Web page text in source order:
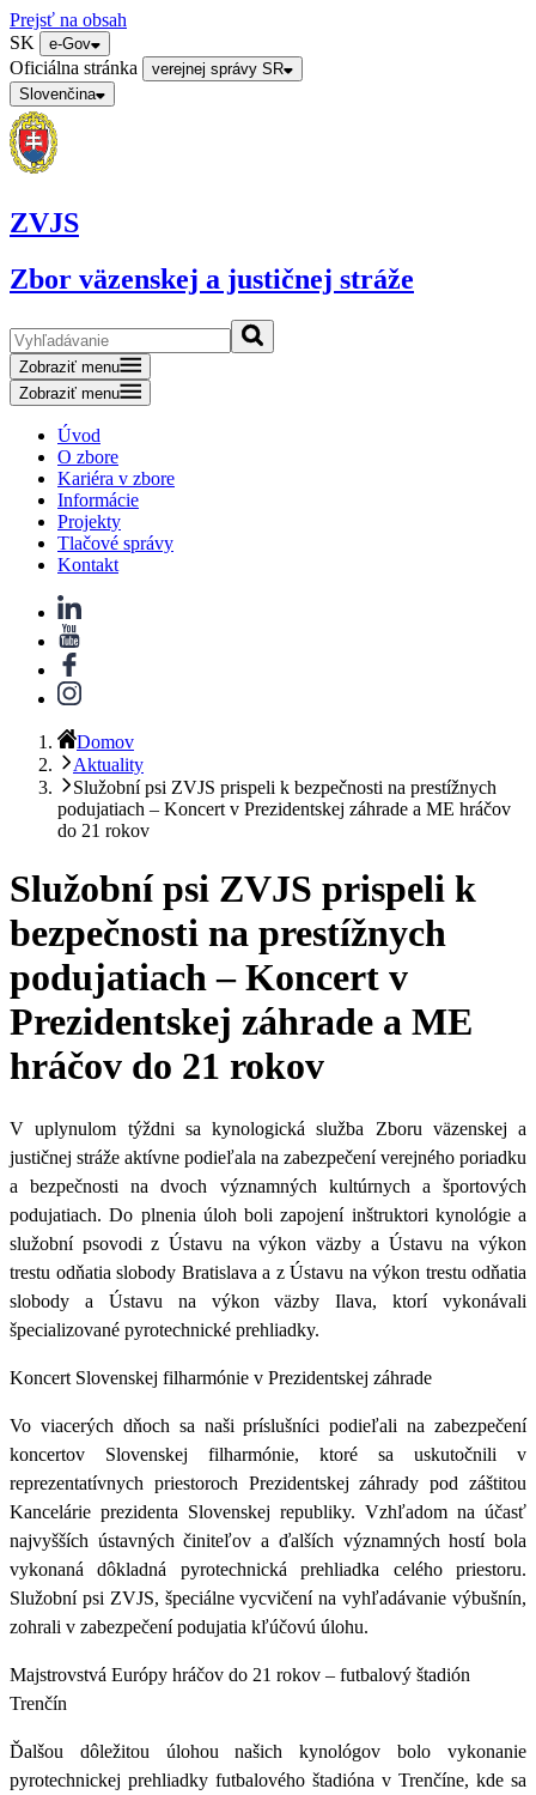
Prejsť na obsah
SK
e-Gov
Oficiálna stránka
verejnej správy SR
Slovenčina
ZVJS
Zbor väzenskej a justičnej stráže
Zobraziť menu
Zobraziť menu
Úvod
O zbore
Kariéra v zbore
Informácie
Projekty
Tlačové správy
Kontakt
Domov
Aktuality
Služobní psi ZVJS prispeli k bezpečnosti na prestížnych
podujatiach – Koncert v Prezidentskej záhrade a ME hráčov
do 21 rokov
Služobní psi ZVJS prispeli k
bezpečnosti na prestížnych
podujatiach – Koncert v
Prezidentskej záhrade a ME
hráčov do 21 rokov
V uplynulom týždni sa kynologická služba Zboru väzenskej a
justičnej stráže aktívne podieľala na zabezpečení verejného poriadku
a bezpečnosti na dvoch významných kultúrnych a športových
podujatiach. Do plnenia úloh boli zapojení inštruktori kynológie a
služobní psovodi z Ústavu na výkon väzby a Ústavu na výkon
trestu odňatia slobody Bratislava a z Ústavu na výkon trestu odňatia
slobody a Ústavu na výkon väzby Ilava, ktorí vykonávali
špecializované pyrotechnické prehliadky.
Koncert Slovenskej filharmónie v Prezidentskej záhrade
Vo viacerých dňoch sa naši príslušníci podieľali na zabezpečení
koncertov Slovenskej filharmónie, ktoré sa uskutočnili v
reprezentatívnych priestoroch Prezidentskej záhrady pod záštitou
Kancelárie prezidenta Slovenskej republiky. Vzhľadom na účasť
najvyšších ústavných činiteľov a ďalších významných hostí bola
vykonaná dôkladná pyrotechnická prehliadka celého priestoru.
Služobní psi ZVJS, špeciálne vycvičení na vyhľadávanie výbušnín,
zohrali v zabezpečení podujatia kľúčovú úlohu.
Majstrovstvá Európy hráčov do 21 rokov – futbalový štadión
Trenčín
Ďalšou dôležitou úlohou našich kynológov bolo vykonanie
pyrotechnickej prehliadky futbalového štadióna v Trenčíne, kde sa